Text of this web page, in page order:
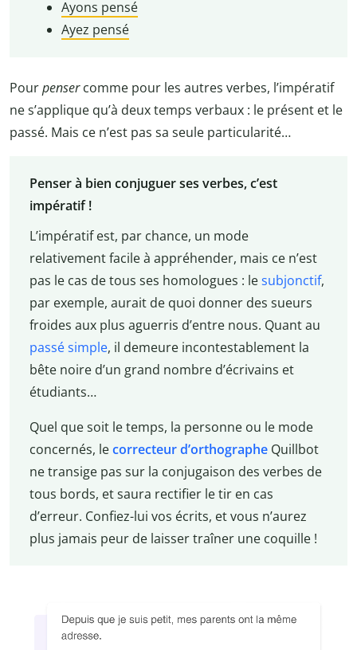
Ayons pensé
Ayez pensé
Pourpensercomme pour les autres verbes, l’impératif
ne s’applique qu’à deux temps verbaux : le présent et le
passé. Mais ce n’est pas sa seule particularité…
Penser à bien conjuguer ses verbes, c’est
impératif !
L’impératif est, par chance, un mode
relativement facile à appréhender, mais ce n’est
pas le cas de tous ses homologues : lesubjonctif,
par exemple, aurait de quoi donner des sueurs
froides aux plus aguerris d’entre nous. Quant au
passé simple, il demeure incontestablement la
bête noire d’un grand nombre d’écrivains et
étudiants…
Quel que soit le temps, la personne ou le mode
concernés, lecorrecteur d’orthographeQuillbot
ne transige pas sur la conjugaison des verbes de
tous bords, et saura rectifier le tir en cas
d’erreur. Confiez-lui vos écrits, et vous n’aurez
plus jamais peur de laisser traîner une coquille !